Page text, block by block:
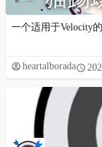
一个适用于Velocity
heartalborada